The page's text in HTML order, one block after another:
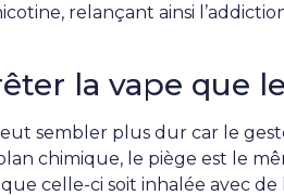
relançant ainsi
la vape que
sembler plus dur car le
chimique, le piège est le
celle-ci soit inhalée avec